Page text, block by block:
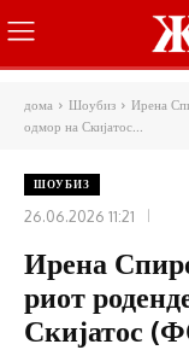
дома Шоубиз
Ирена
одмор на Скијатос...
ШОУБИЗ
26.06.2026 11:21
Ирена
риот
Скијатос